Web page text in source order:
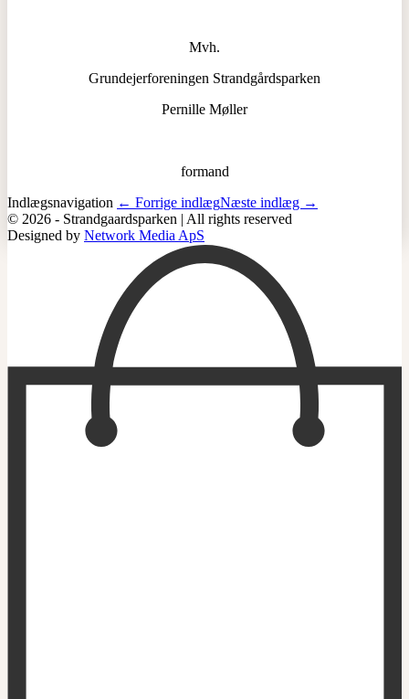
Mvh.
Grundejerforeningen Strandgårdsparken
Pernille Møller
formand
Indlægsnavigation ← Forrige indlægNæste indlæg →
© 2026 - Strandgaardsparken | All rights reserved
Designed by Network Media ApS